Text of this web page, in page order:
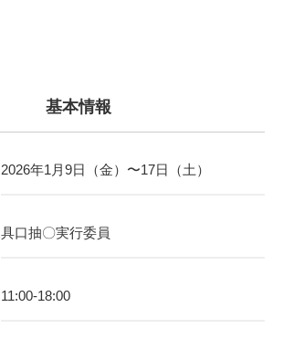
基本情報
2026年1月9日（金）〜17日（土）
具口抽〇実行委員
11:00-18:00